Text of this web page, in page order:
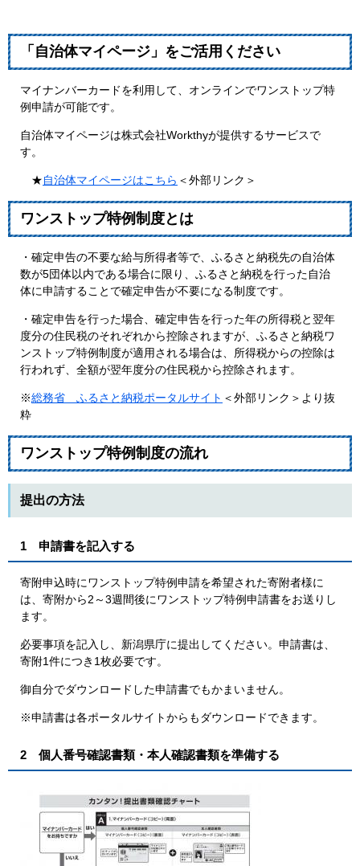
「自治体マイページ」をご活用ください
マイナンバーカードを利用して、オンラインでワンストップ特
例申請が可能です。
自治体マイページは株式会社Workthyが提供するサービスで
す。
★自治体マイページはこちら ＜外部リンク＞
ワンストップ特例制度とは
・確定申告の不要な給与所得者等で、ふるさと納税先の自治体
数が5団体以内である場合に限り、ふるさと納税を行った自治
体に申請することで確定申告が不要になる制度です。
・確定申告を行った場合、確定申告を行った年の所得税と翌年
度分の住民税のそれぞれから控除されますが、ふるさと納税ワ
ンストップ特例制度が適用される場合は、所得税からの控除は
行われず、全額が翌年度分の住民税から控除されます。
※総務省 ふるさと納税ポータルサイト ＜外部リンク＞ より抜
粋
ワンストップ特例制度の流れ
提出の方法
1 申請書を記入する
寄附申込時にワンストップ特例申請を希望された寄附者様に
は、寄附から2～3週間後にワンストップ特例申請書をお送りし
ます。
必要事項を記入し、新潟県庁に提出してください。申請書は、
寄附1件につき1枚必要です。
御自分でダウンロードした申請書でもかまいません。
※申請書は各ポータルサイトからもダウンロードできます。
2 個人番号確認書類・本人確認書類を準備する